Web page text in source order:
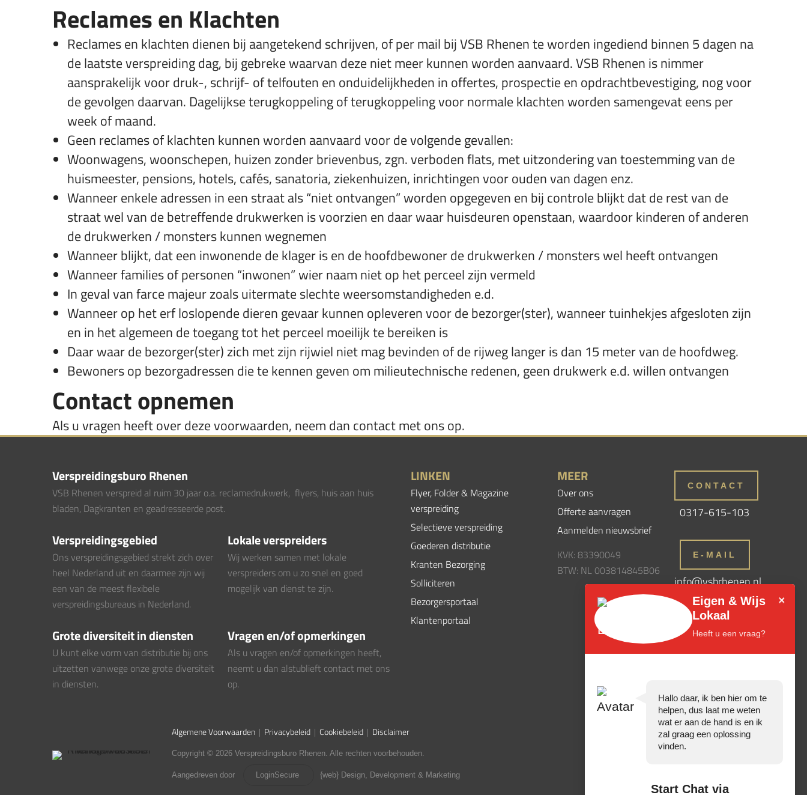
Reclames en Klachten
Reclames en klachten dienen bij aangetekend schrijven, of per mail bij VSB Rhenen te worden ingediend binnen 5 dagen na
de laatste verspreiding dag, bij gebreke waarvan deze niet meer kunnen worden aanvaard. VSB Rhenen is nimmer
aansprakelijk voor druk-, schrijf- of telfouten en onduidelijkheden in offertes, prospectie en opdrachtbevestiging, nog voor
de gevolgen daarvan. Dagelijkse terugkoppeling of terugkoppeling voor normale klachten worden samengevat eens per
week of maand.
Geen reclames of klachten kunnen worden aanvaard voor de volgende gevallen:
Woonwagens, woonschepen, huizen zonder brievenbus, zgn. verboden flats, met uitzondering van toestemming van de
huismeester, pensions, hotels, cafés, sanatoria, ziekenhuizen, inrichtingen voor ouden van dagen enz.
Wanneer enkele adressen in een straat als “niet ontvangen” worden opgegeven en bij controle blijkt dat de rest van de
straat wel van de betreffende drukwerken is voorzien en daar waar huisdeuren openstaan, waardoor kinderen of anderen
de drukwerken / monsters kunnen wegnemen
Wanneer blijkt, dat een inwonende de klager is en de hoofdbewoner de drukwerken / monsters wel heeft ontvangen
Wanneer families of personen “inwonen” wier naam niet op het perceel zijn vermeld
In geval van farce majeur zoals uitermate slechte weersomstandigheden e.d.
Wanneer op het erf loslopende dieren gevaar kunnen opleveren voor de bezorger(ster), wanneer tuinhekjes afgesloten zijn
en in het algemeen de toegang tot het perceel moeilijk te bereiken is
Daar waar de bezorger(ster) zich met zijn rijwiel niet mag bevinden of de rijweg langer is dan 15 meter van de hoofdweg.
Bewoners op bezorgadressen die te kennen geven om milieutechnische redenen, geen drukwerk e.d. willen ontvangen
Contact opnemen
Als u vragen heeft over deze voorwaarden, neem dan contact met ons op.
Verspreidingsburo Rhenen
VSB Rhenen verspreid al ruim 30 jaar o.a. reclamedrukwerk, flyers, huis aan huis
bladen, Dagkranten en geadresseerde post.
Verspreidingsgebied
Ons verspreidingsgebied strekt zich over
heel Nederland uit en daarmee zijn wij
een van de meest flexibele
verspreidingsbureaus in Nederland.
Lokale verspreiders
Wij werken samen met lokale
verspreiders om u zo snel en goed
mogelijk van dienst te zijn.
Grote diversiteit in diensten
U kunt elke vorm van distributie bij ons
uitzetten vanwege onze grote diversiteit
in diensten.
Vragen en/of opmerkingen
Als u vragen en/of opmerkingen heeft,
neemt u dan alstublieft contact met ons
op.
LINKEN
Flyer, Folder & Magazine
verspreiding
Selectieve verspreiding
Goederen distributie
Kranten Bezorging
Solliciteren
Bezorgersportaal
Klantenportaal
MEER
Over ons
Offerte aanvragen
Aanmelden nieuwsbrief
KVK: 83390049
BTW: NL 003814845B06
CONTACT
0317-615-103
E-MAIL
info@vsbrhenen.nl
Algemene Voorwaarden | Privacybeleid | Cookiebeleid | Disclaimer
Copyright © 2026 Verspreidingsburo Rhenen. Alle rechten voorbehouden.
Aangedreven door LoginSecure {web} Design, Development & Marketing
Eigen & Wijs
Lokaal
Heeft u een vraag?
×
Hallo daar, ik ben hier om te
helpen, dus laat me weten
wat er aan de hand is en ik
zal graag een oplossing
vinden.
Start Chat via